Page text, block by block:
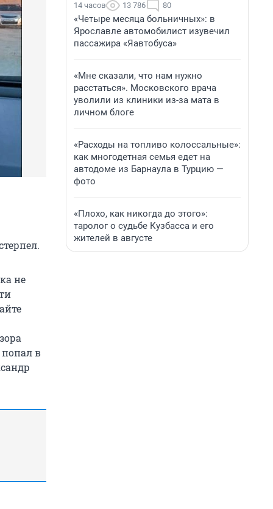
не
в
14 часов 13 786 80
«Четыре месяца больничных»: в
Ярославле автомобилист изувечил
пассажира «Яавтобуса»
«Мне сказали, что нам нужно
расстаться». Московского врача
уволили из клиники из-за мата в
личном блоге
«Расходы на топливо колоссальные»:
как многодетная семья едет на
автодоме из Барнаула в Турцию —
фото
«Плохо, как никогда до этого»:
таролог о судьбе Кузбасса и его
жителей в августе